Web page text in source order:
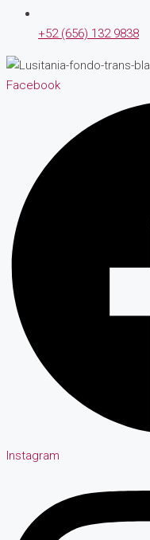
+52 (656) 132 9838
Facebook
Instagram